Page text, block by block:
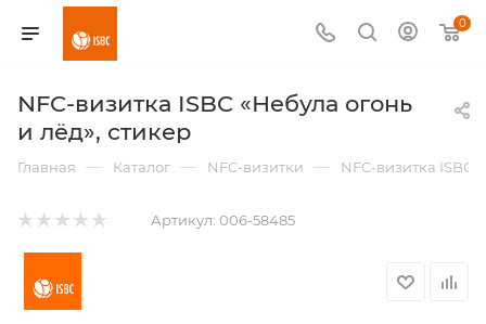
0
NFC-визитка ISBC «Небула огонь
и лёд», стикер
Главная — Каталог — NFC-визитки — NFC-визитка ISBC
Артикул: 006-58485